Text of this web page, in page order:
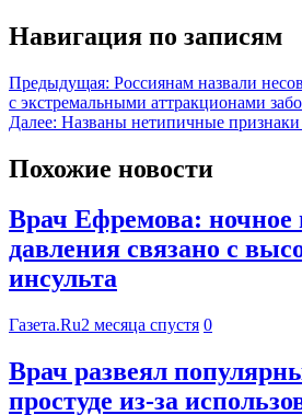
Навигация по записям
Предыдущая: Россиянам назвали
с экстремальными аттракционами
Далее: Названы нетипичные признаки
Похожие новости
Врач Ефремова:
давления связано с
инсульта
Газета.Ru2 месяца спустя 0
Врач развеял
простуде из-за